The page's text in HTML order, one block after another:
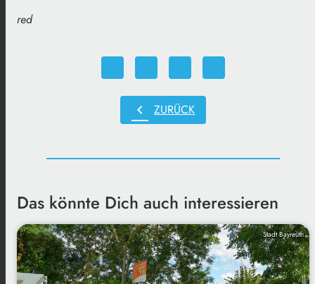
red
chevron_left ZURÜCK
Das könnte Dich auch interessieren
Stadt Bayreuth